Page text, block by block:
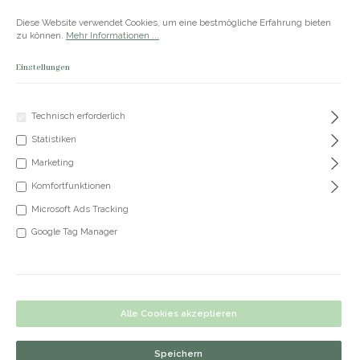
+49 5191 62 33 666
Kette Raya
Diese Website verwendet Cookies, um eine bestmögliche Erfahrung bieten
zu können. Mehr Informationen ...
Einstellungen
Technisch erforderlich
Statistiken
Marketing
Komfortfunktionen
Microsoft Ads Tracking
Google Tag Manager
Alle Cookies akzeptieren
Speichern